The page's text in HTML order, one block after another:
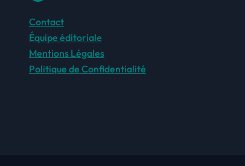
Contact
Équipe éditoriale
Mentions Légales
Politique de Confidentialité